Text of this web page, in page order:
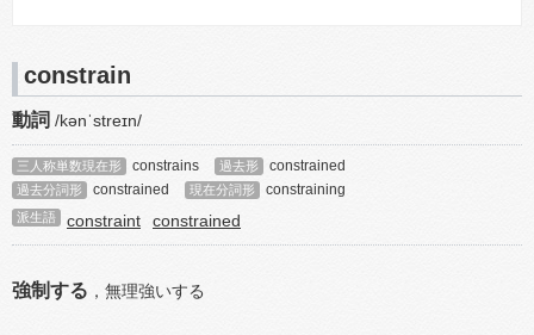
constrain
動詞 /kənˈstreɪn/
三人称単数現在形 constrains 過去形 constrained
過去分詞形 constrained 現在分詞形 constraining
派生語 constraint constrained
強制する ， 無理強いする